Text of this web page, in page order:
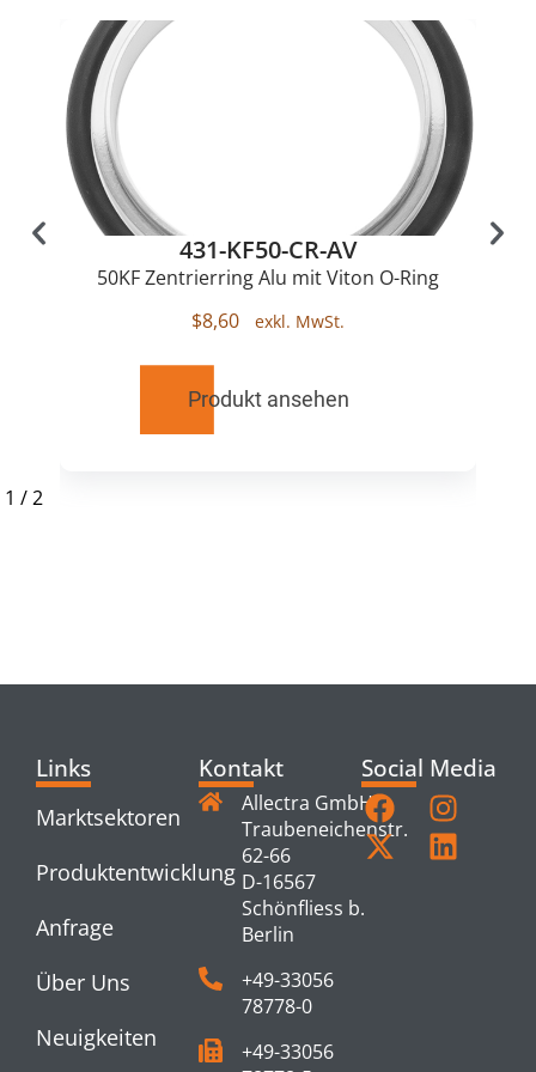
431-KF50-CR-AV
50KF Zentrierring Alu mit Viton O-Ring
$8,60
Produkt ansehen
1 /2
Links
Marktsektoren
Produktentwicklung
Anfrage
Über Uns
Neuigkeiten
Kontakt
Allectra GmbH
Traubeneichenstr.
62-66
D-16567
Schönfliess b.
Berlin
+49-33056
78778-0
+49-33056
Social Media